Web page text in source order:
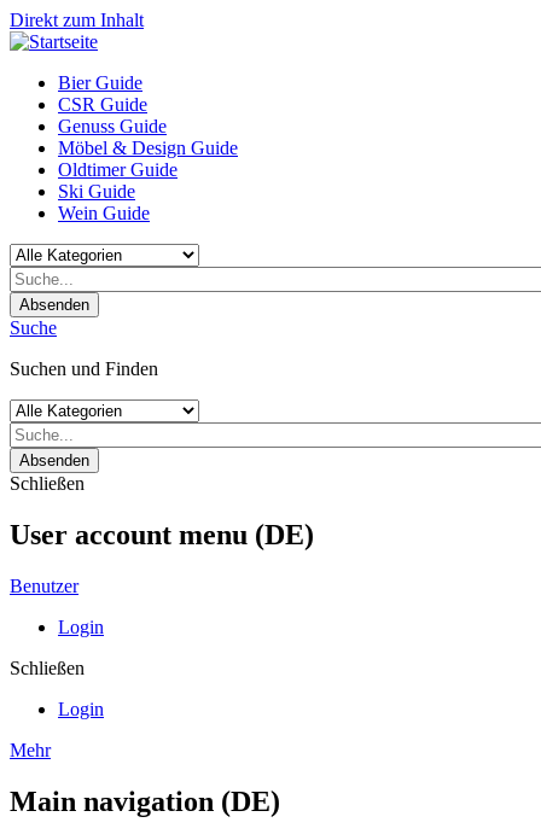
Direkt zum Inhalt
Bier Guide
CSR Guide
Genuss Guide
Möbel & Design Guide
Oldtimer Guide
Ski Guide
Wein Guide
Absenden
Suche
Suchen und Finden
Absenden
Schließen
User account menu (DE)
Benutzer
Login
Schließen
Login
Mehr
Main navigation (DE)